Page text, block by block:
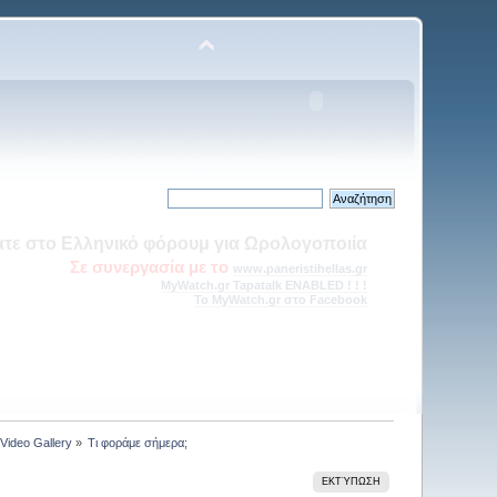
και Επί τα Αυτά --> Η Γωνία του ερασιτέχνη Ωρολογοποιού
Gallery » Τι φοράμε σήμερα;
ΕΚΤΎΠΩΣΗ